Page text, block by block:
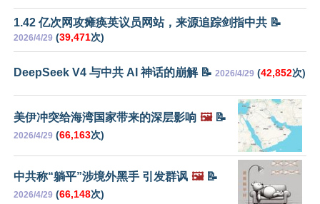
1.42 亿次网攻瘫痪英议员网站，来源追踪剑指中共 📝
2026/4/29 (39,471次)
DeepSeek V4 与中共 AI 神话的崩解 📝 2026/4/29 (42,852次)
美伊冲突给海湾国家带来的深层影响 🖼️📝
2026/4/29 (66,163次)
中共称“躺平”涉境外黑手 引发群讽 🖼️📝
2026/4/29 (66,148次)